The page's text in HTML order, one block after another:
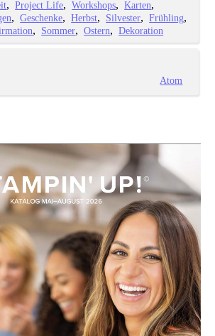
Project Life Workshops
Karten
Geschenke Herbst Silvester
Frühling
Sommer Ostern Dekoration
Atom